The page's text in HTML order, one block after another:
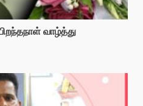
வாழ்த்து